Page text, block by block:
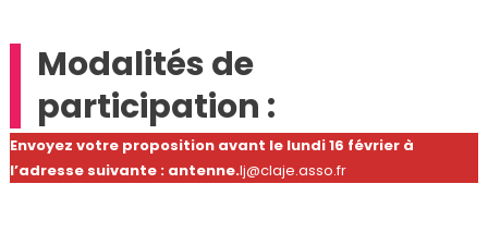
Modalités de
participation :
Envoyez votre proposition avant le lundi 16 février à
l’adresse suivante : antenne.lj@claje.asso.fr